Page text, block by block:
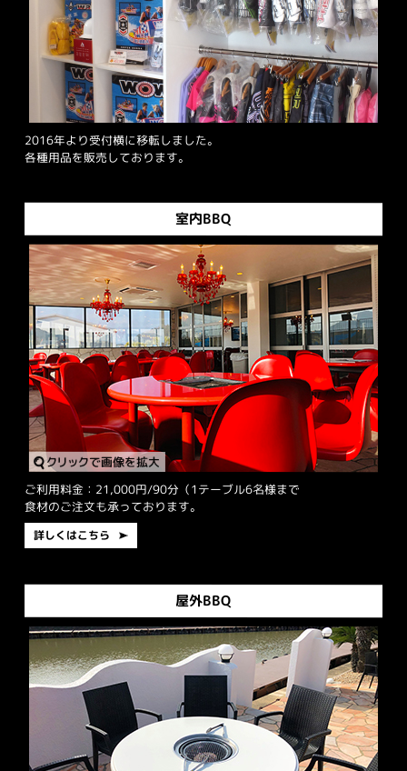
2016年より受付横に移転しました。
各種用品を販売しております。
室内BBQ
ご利用料金：21,000円/90分（1テーブル6名様まで
食材のご注文も承っております。
詳しくはこちら
屋外BBQ